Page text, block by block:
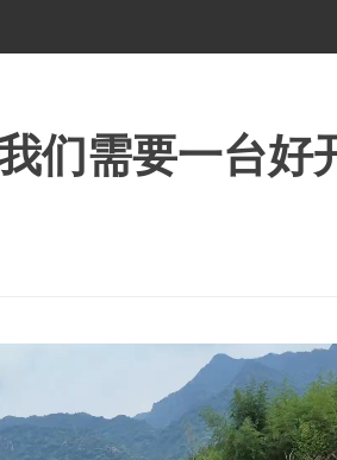
们需要一台好